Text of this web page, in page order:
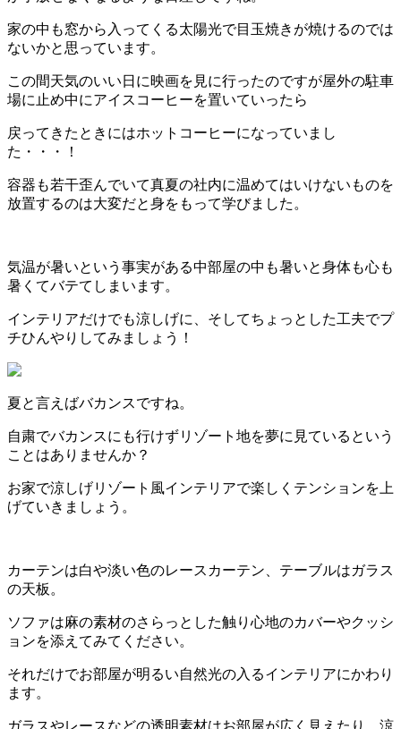
家の中も窓から入ってくる太陽光で目玉焼きが焼けるのでは
ないかと思っています。
この間天気のいい日に映画を見に行ったのですが屋外の駐車
場に止め中にアイスコーヒーを置いていったら
戻ってきたときにはホットコーヒーになっていまし
た・・・！
容器も若干歪んでいて真夏の社内に温めてはいけないものを
放置するのは大変だと身をもって学びました。
気温が暑いという事実がある中部屋の中も暑いと身体も心も
暑くてバテてしまいます。
インテリアだけでも涼しげに、そしてちょっとした工夫でプ
チひんやりしてみましょう！
夏と言えばバカンスですね。
自粛でバカンスにも行けずリゾート地を夢に見ているという
ことはありませんか？
お家で涼しげリゾート風インテリアで楽しくテンションを上
げていきましょう。
カーテンは白や淡い色のレースカーテン、テーブルはガラス
の天板。
ソファは麻の素材のさらっとした触り心地のカバーやクッシ
ョンを添えてみてください。
それだけでお部屋が明るい自然光の入るインテリアにかわり
ます。
ガラスやレースなどの透明素材はお部屋が広く見えたり、涼